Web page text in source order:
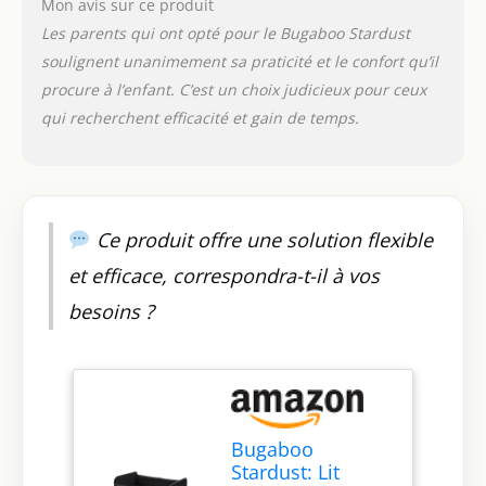
intégré à plusieurs
couches – Le matelas
est réglable en deux
hauteurs : hauteur de
lit de bébé et hauteur
Mon avis sur ce produit
Les parents qui ont opté pour le Bugaboo Stardust
soulignent unanimement sa praticité et le confort qu’il
procure à l’enfant. C’est un choix judicieux pour ceux
qui recherchent efficacité et gain de temps.
Ce produit offre une solution flexible
et efficace, correspondra-t-il à vos
besoins ?
Bugaboo
Stardust: Lit